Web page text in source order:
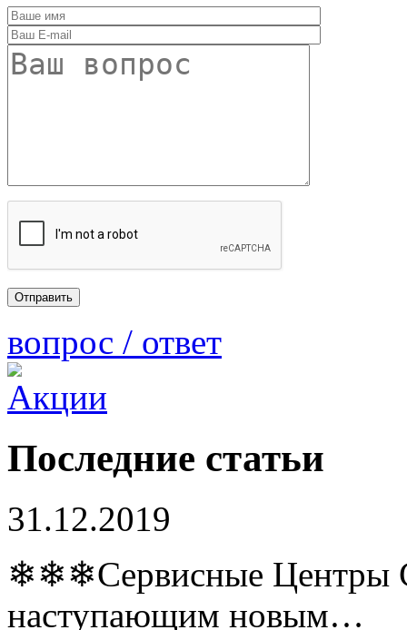
вопрос / ответ
Последние статьи
31.12.2019
❄❄❄Сервисные Центры
наступающим новым…